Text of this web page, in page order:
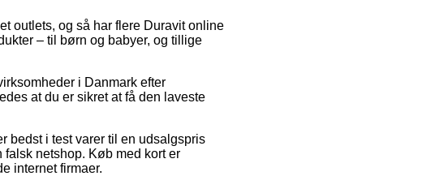
outlets, og så har flere Duravit online
– til børn og babyer, og tillige
i Danmark efter
at du er sikret at få den laveste
bedst i test varer til en udsalgspris
netshop. Køb med kort er
internet firmaer.